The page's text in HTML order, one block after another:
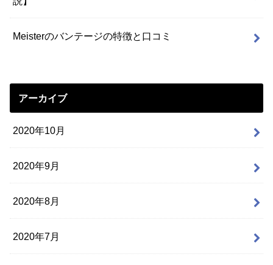
Meisterのバンテージの特徴と口コミ
アーカイブ
2020年10月
2020年9月
2020年8月
2020年7月